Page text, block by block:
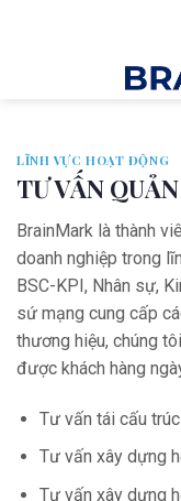
LĨNH VỰC HOẠT ĐỘNG
TƯ VẤN
BrainMark là thành
doanh nghiệp trong
BSC-KPI, Nhân sự,
sứ mạng cung cấp
thương hiệu, chúng
được khách hàng
Tư vấn tái cấu
Tư vấn xây dựng
Tư vấn xây dựng